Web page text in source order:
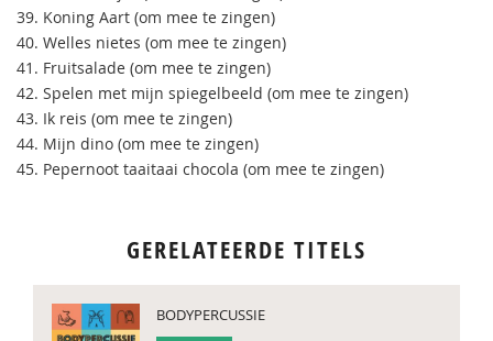
39. Koning Aart (om mee te zingen)
40. Welles nietes (om mee te zingen)
41. Fruitsalade (om mee te zingen)
42. Spelen met mijn spiegelbeeld (om mee te zingen)
43. Ik reis (om mee te zingen)
44. Mijn dino (om mee te zingen)
45. Pepernoot taaitaai chocola (om mee te zingen)
GERELATEERDE TITELS
BODYPERCUSSIE